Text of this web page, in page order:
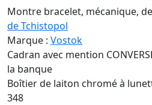
Montre bracelet, mécanique,
de Tchistopol
Marque : Vostok
Cadran avec mention
la banque
Boîtier de laiton chromé à
348